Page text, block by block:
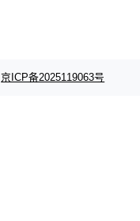
京ICP备2025119063号